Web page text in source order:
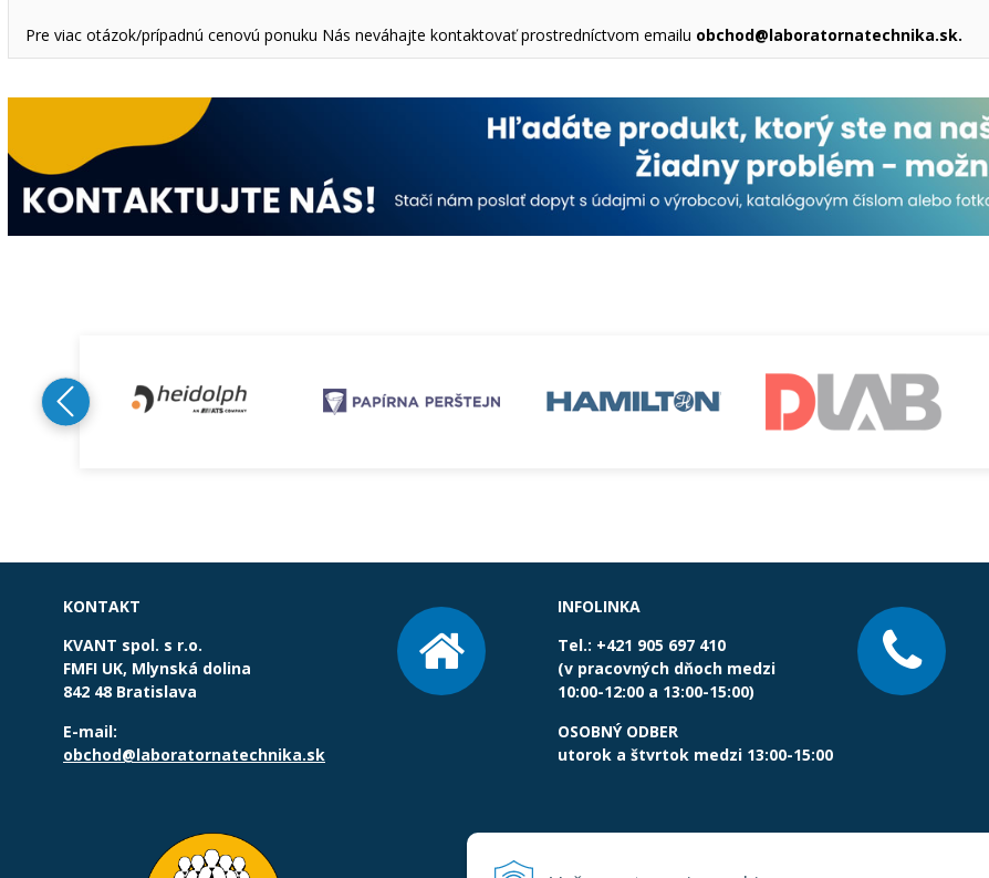
Pre viac otázok/prípadnú cenovú ponuku Nás neváhajte kontaktovať prostredníctvom emailu obchod@laboratornatechnika.sk.
KONTAKT
KVANT spol. s r.o.
FMFI UK, Mlynská dolina
842 48 Bratislava
E-mail:
obchod@laboratornatechnika.sk
INFOLINKA
Tel.: +421 905 697 410
(v pracovných dňoch medzi
10:00-12:00 a 13:00-15:00)
OSOBNÝ ODBER
utorok a štvrtok medzi 13:00-15:00